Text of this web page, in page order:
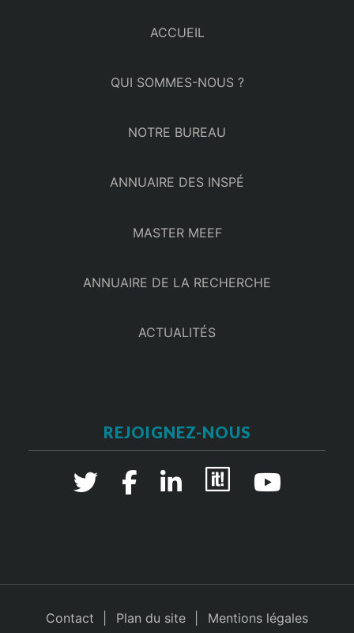
ACCUEIL
QUI SOMMES-NOUS ?
NOTRE BUREAU
ANNUAIRE DES INSPÉ
MASTER MEEF
ANNUAIRE DE LA RECHERCHE
ACTUALITÉS
REJOIGNEZ-NOUS
Contact Plan du site Mentions légales